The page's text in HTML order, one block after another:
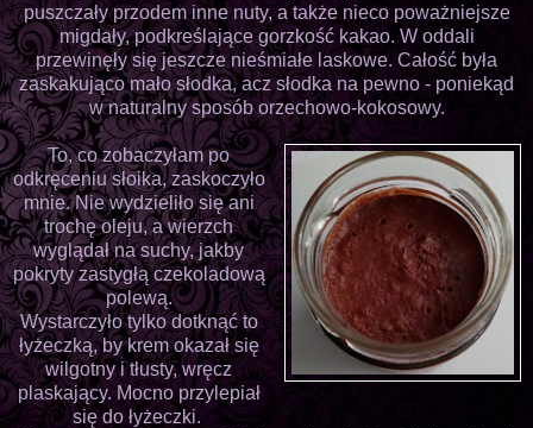
puszczały przodem inne nuty, a także nieco poważniejsze
migdały, podkreślające gorzkość kakao. W oddali
przewinęły się jeszcze nieśmiałe laskowe. Całość była
zaskakująco mało słodka, acz słodka na pewno - poniekąd
w naturalny sposób orzechowo-kokosowy.
To, co zobaczyłam po
odkręceniu słoika, zaskoczyło
mnie. Nie wydzieliło się ani
trochę oleju, a wierzch
wyglądał na suchy, jakby
pokryty zastygłą czekoladową
polewą.
Wystarczyło tylko dotknąć to
łyżeczką, by krem okazał się
wilgotny i tłusty, wręcz
plaskający. Mocno przylepiał
się do łyżeczki.